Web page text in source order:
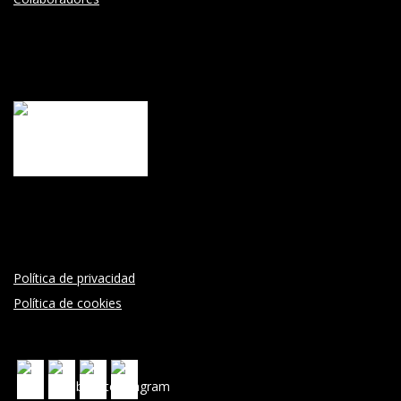
Política de privacidad
Política de cookies